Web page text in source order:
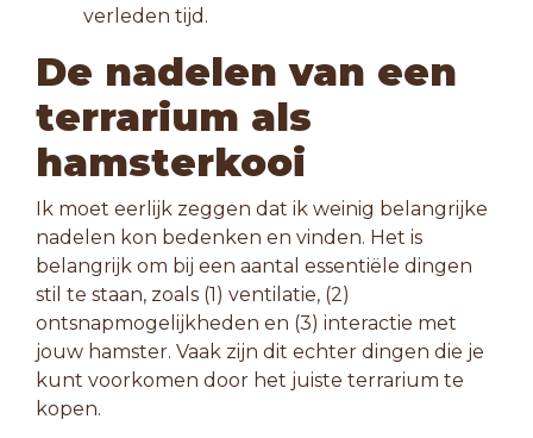
verleden tijd.
De nadelen van een
terrarium als
hamsterkooi
Ik moet eerlijk zeggen dat ik weinig belangrijke
nadelen kon bedenken en vinden. Het is
belangrijk om bij een aantal essentiële dingen
stil te staan, zoals (1) ventilatie, (2)
ontsnapmogelijkheden en (3) interactie met
jouw hamster. Vaak zijn dit echter dingen die je
kunt voorkomen door het juiste terrarium te
kopen.